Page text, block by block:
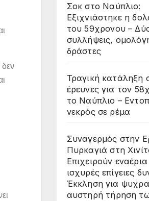
Σοκ στο Ναύπλιο:
Εξιχνιάστηκε η
του 59χρονου –
συλλήψεις,
δράστες
Τραγική κατάληξη
έρευνες για τον
το Ναύπλιο –
νεκρός σε ρέμα
Συναγερμός στην
Πυρκαγιά στη
Επιχειρούν
ισχυρές επίγειες
Έκκληση για
αυστηρή τήρηση